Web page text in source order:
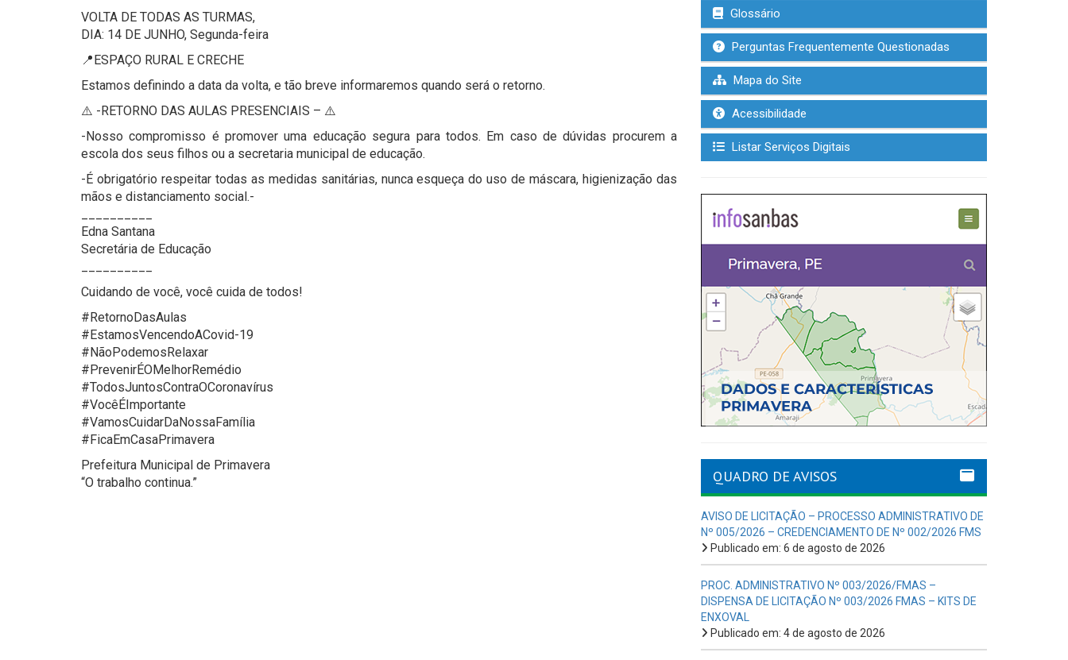
VOLTA DE TODAS AS TURMAS,
DIA: 14 DE JUNHO, Segunda-feira
📍ESPAÇO RURAL E CRECHE
Estamos definindo a data da volta, e tão breve informaremos quando será o retorno.
⚠️ -RETORNO DAS AULAS PRESENCIAIS – ⚠️
-Nosso compromisso é promover uma educação segura para todos. Em caso de dúvidas procurem a
escola dos seus filhos ou a secretaria municipal de educação.
-É obrigatório respeitar todas as medidas sanitárias, nunca esqueça do uso de máscara, higienização das
mãos e distanciamento social.-
Edna Santana
Secretária de Educação
Cuidando de você, você cuida de todos!
#RetornoDasAulas
#EstamosVencendoACovid-19
#NãoPodemosRelaxar
#PrevenirÉOMelhorRemédio
#TodosJuntosContraOCoronavírus
#VocêÉImportante
#VamosCuidarDaNossaFamília
#FicaEmCasaPrimavera
Prefeitura Municipal de Primavera
“O trabalho continua.”
Glossário
Perguntas Frequentemente Questionadas
Mapa do Site
Acessibilidade
Listar Serviços Digitais
QUADRO DE AVISOS
AVISO DE LICITAÇÃO – PROCESSO ADMINISTRATIVO DE
Nº 005/2026 – CREDENCIAMENTO DE Nº 002/2026 FMS
Publicado em: 6 de agosto de 2026
PROC. ADMINISTRATIVO Nº 003/2026/FMAS –
DISPENSA DE LICITAÇÃO Nº 003/2026 FMAS – KITS DE
ENXOVAL
Publicado em: 4 de agosto de 2026